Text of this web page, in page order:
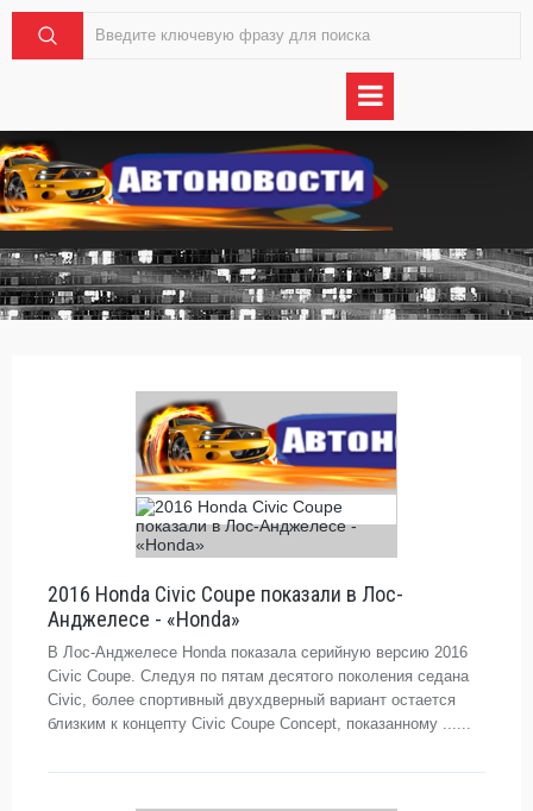
2016 Honda Civic Coupe показали в Лос-
Анджелесе - «Honda»
В Лос-Анджелесе Honda показала серийную версию 2016
Civic Coupe. Следуя по пятам десятого поколения седана
Civic, более спортивный двухдверный вариант остается
близким к концепту Civic Coupe Concept, показанному ......